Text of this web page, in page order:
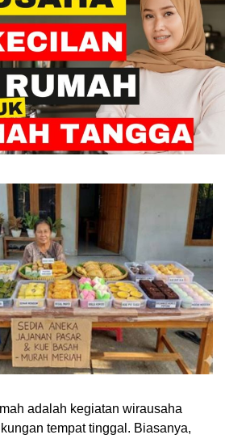
adalah kegiatan wirausaha
tempat tinggal. Biasanya,